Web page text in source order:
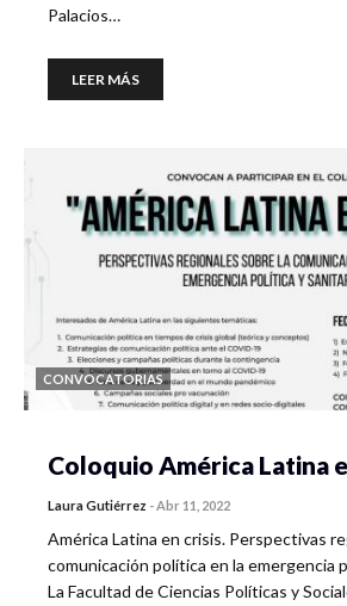
Palacios…
LEER MÁS
CONVOCATORIAS
Coloquio América Latina
Laura Gutiérrez -Abr 11, 2022
América Latina en crisis. Perspectivas
comunicación política en la emergencia
La Facultad de Ciencias Políticas y